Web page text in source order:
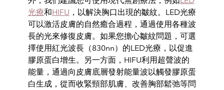
光療和HIFU ，以解決胸口出現的皺紋。 LED光療
可以激活皮膚的自然癒合過程，通過使用各種波
長的光來修復皮膚。如果您擔心皺紋問題，可選
擇使用紅光波長（830nn）的LED光療，以促進
膠原蛋白增生。另一方面， HIFU利用超聲波的
能量，通過向皮膚底層發射能量波以觸發膠原蛋
白生成，從而收緊頸部肌膚、改善胸部鬆弛等問